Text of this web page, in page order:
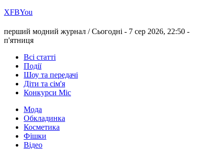
ХFBYou
перший модний журнал /Сьогодні - 7 сер 2026, 22:50 -
п'ятниця
Всі статті
Події
Шоу та передачі
Діти та сім'я
Конкурси Міс
Мода
Обкладинка
Косметика
Фішки
Відео